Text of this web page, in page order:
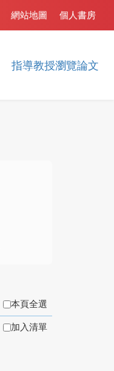
指導教授瀏覽論文
個人書房
網站地圖
本頁全選
加入清單